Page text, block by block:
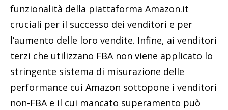
funzionalità della piattaforma Amazon.it
cruciali per il successo dei venditori e per
l’aumento delle loro vendite. Infine, ai venditori
terzi che utilizzano FBA non viene applicato lo
stringente sistema di misurazione delle
performance cui Amazon sottopone i venditori
non-FBA e il cui mancato superamento può